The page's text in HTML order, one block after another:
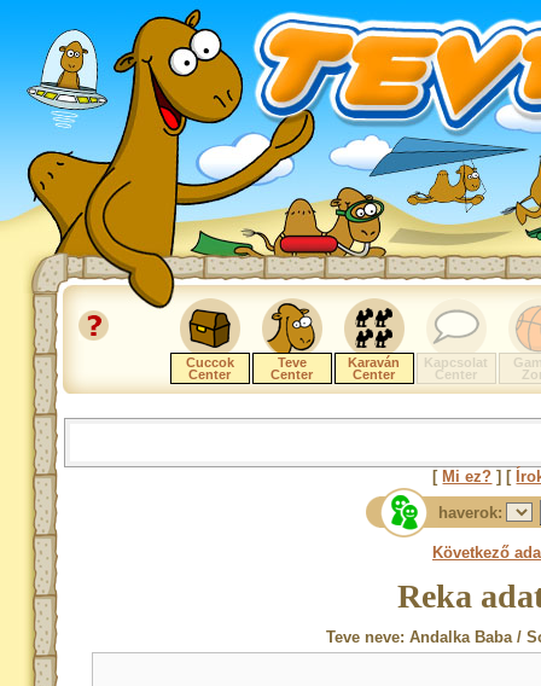
Cuccok
Center
Teve
Center
Karaván
Center
Kapcsolat
Center
[ Mi ez? ] [
haverok:
Következő
Reka
Teve neve: Andalka Baba /